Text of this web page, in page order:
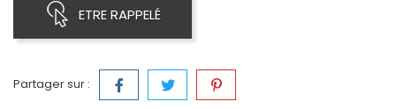
ETRE RAPPELÉ
Partager sur :